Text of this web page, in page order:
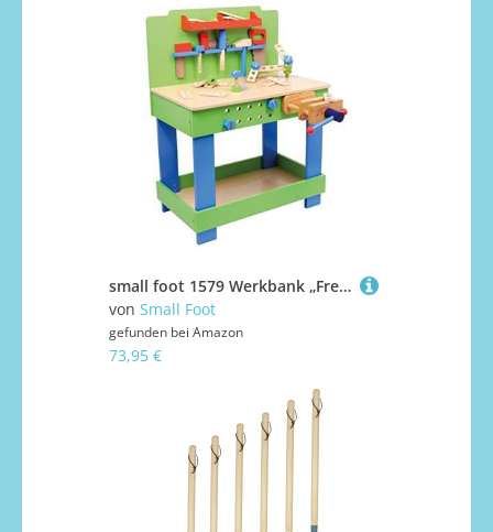
small foot 1579 Werkbank „Frederico“ aus Holz, mit Schraubstock und allerlei Zubehör und Werkzeug, ab 3 Jahren
von Small Foot
gefunden bei Amazon
73,95 €